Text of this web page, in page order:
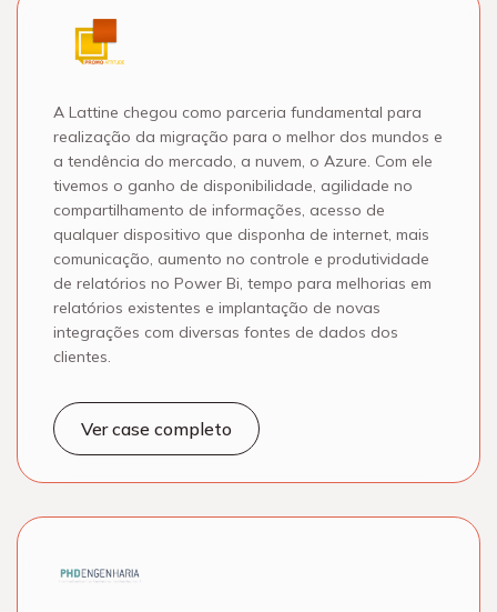
A Lattine chegou como parceria fundamental para
realização da migração para o melhor dos mundos e
a tendência do mercado, a nuvem, o Azure. Com ele
tivemos o ganho de disponibilidade, agilidade no
compartilhamento de informações, acesso de
qualquer dispositivo que disponha de internet, mais
comunicação, aumento no controle e produtividade
de relatórios no Power Bi, tempo para melhorias em
relatórios existentes e implantação de novas
integrações com diversas fontes de dados dos
clientes.
Ver case completo